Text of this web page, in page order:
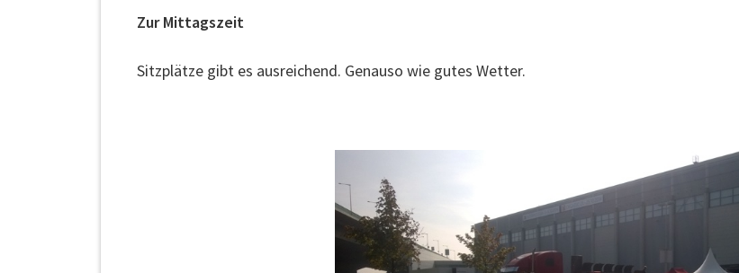
Zur Mittagszeit
Sitzplätze gibt es ausreichend. Genauso wie gutes Wetter.